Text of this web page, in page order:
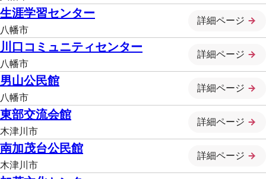
生涯学習センター
八幡市
詳細ページ
川口コミュニティセンター
八幡市
詳細ページ
男山公民館
八幡市
詳細ページ
東部交流会館
木津川市
詳細ページ
南加茂台公民館
木津川市
詳細ページ